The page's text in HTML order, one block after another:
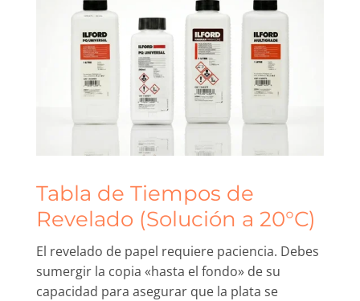
Tabla de Tiempos de
Revelado (Solución a 20°C)
El revelado de papel requiere paciencia. Debes
sumergir la copia «hasta el fondo» de su
capacidad para asegurar que la plata se